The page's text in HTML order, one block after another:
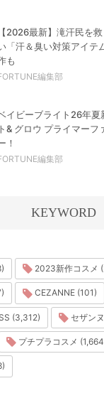
【2026最新】滝汗民を
「汗＆臭い対策アイテ
も
編集部
イビーブライト26年夏
ト& グロウ プライマーフ
！
編集部
KEYWORD
2023新作コスメ
CEZANNE (101)
(3,312) セザン
プチプラコスメ